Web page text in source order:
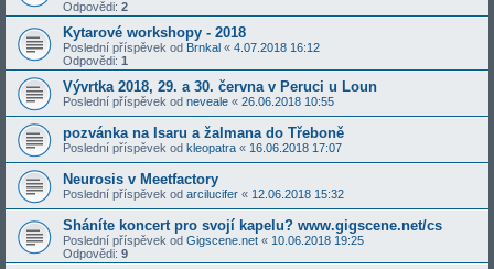
Odpovědi: 2
Kytarové workshopy - 2018
Poslední příspěvek od Brnkal « 4.07.2018 16:12
Odpovědi: 1
Vývrtka 2018, 29. a 30. června v Peruci u Loun
Poslední příspěvek od neveale « 26.06.2018 10:55
pozvánka na Isaru a žalmana do Třeboně
Poslední příspěvek od kleopatra « 16.06.2018 17:07
Neurosis v Meetfactory
Poslední příspěvek od arcilucifer « 12.06.2018 15:32
Sháníte koncert pro svojí kapelu? www.gigscene.net/cs
Poslední příspěvek od Gigscene.net « 10.06.2018 19:25
Odpovědi: 9